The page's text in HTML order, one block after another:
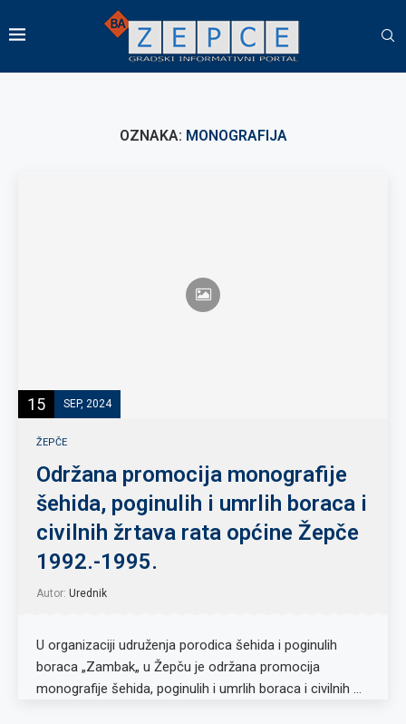
OZNAKA: MONOGRAFIJA
15 SEP, 2024
ŽEPČE
Održana promocija monografije
šehida, poginulih i umrlih boraca i
civilnih žrtava rata općine Žepče
1992.-1995.
Autor: Urednik
U organizaciji udruženja porodica šehida i poginulih
boraca „Zambak„ u Žepču je održana promocija
monografije šehida, poginulih i umrlih boraca i civilnih …